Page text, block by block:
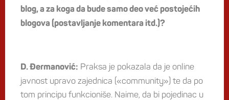
blog, a za koga da bude samo deo već postojećih
blogova (postavljanje komentara itd.)?
D. Đermanović: Praksa je pokazala da je online
javnost upravo zajednica («community») te da po
tom principu funkcioniše. Naime, da bi pojedinac u